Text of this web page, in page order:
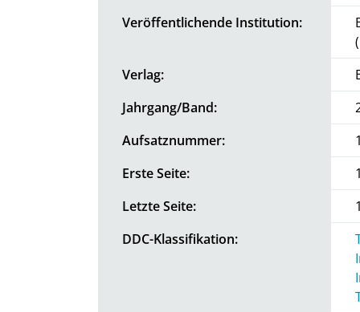
Veröffentlichende Institution:
Verlag:
Jahrgang/Band:
Aufsatznummer:
Erste Seite:
Letzte Seite:
DDC-Klassifikation: